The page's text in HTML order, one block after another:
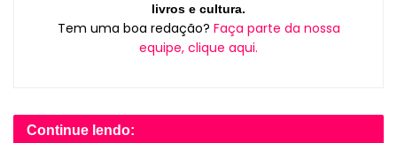
livros e cultura.
Tem uma boa redação? Faça parte da nossa
equipe, clique aqui.
Continue lendo: